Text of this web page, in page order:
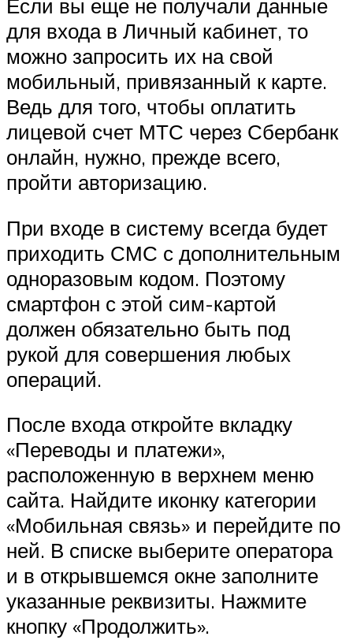
Если вы еще не получали данные
для входа в Личный кабинет, то
можно запросить их на свой
мобильный, привязанный к карте.
Ведь для того, чтобы оплатить
лицевой счет МТС через Сбербанк
онлайн, нужно, прежде всего,
пройти авторизацию.
При входе в систему всегда будет
приходить СМС с дополнительным
одноразовым кодом. Поэтому
смартфон с этой сим-картой
должен обязательно быть под
рукой для совершения любых
операций.
После входа откройте вкладку
«Переводы и платежи»,
расположенную в верхнем меню
сайта. Найдите иконку категории
«Мобильная связь» и перейдите по
ней. В списке выберите оператора
и в открывшемся окне заполните
указанные реквизиты. Нажмите
кнопку «Продолжить».